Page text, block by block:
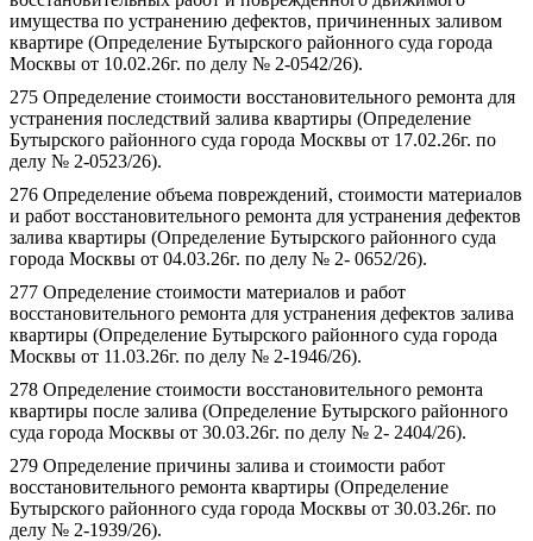
имущества по устранению дефектов, причиненных заливом
квартире (Определение Бутырского районного суда города
Москвы от 10.02.26г. по делу № 2-0542/26).
275 Определение стоимости восстановительного ремонта для
устранения последствий залива квартиры (Определение
Бутырского районного суда города Москвы от 17.02.26г. по
делу № 2-0523/26).
276 Определение объема повреждений, стоимости материалов
и работ восстановительного ремонта для устранения дефектов
залива квартиры (Определение Бутырского районного суда
города Москвы от 04.03.26г. по делу № 2- 0652/26).
277 Определение стоимости материалов и работ
восстановительного ремонта для устранения дефектов залива
квартиры (Определение Бутырского районного суда города
Москвы от 11.03.26г. по делу № 2-1946/26).
278 Определение стоимости восстановительного ремонта
квартиры после залива (Определение Бутырского районного
суда города Москвы от 30.03.26г. по делу № 2- 2404/26).
279 Определение причины залива и стоимости работ
восстановительного ремонта квартиры (Определение
Бутырского районного суда города Москвы от 30.03.26г. по
делу № 2-1939/26).